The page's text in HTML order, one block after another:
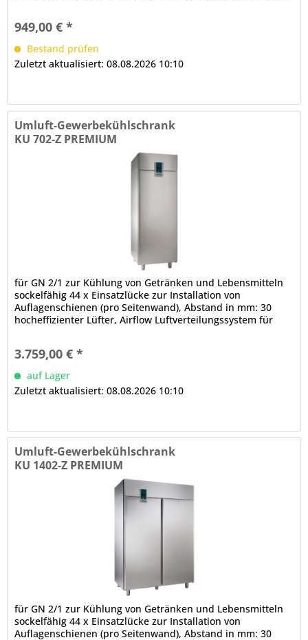
949,00 € *
Bestand prüfen
Zuletzt aktualisiert: 08.08.2026 10:10
Umluft-Gewerbekühlschrank
KU 702-Z PREMIUM
für GN 2/1 zur Kühlung von Getränken und Lebensmitteln
sockelfähig 44 x Einsatzlücke zur Installation von
Auflagenschienen (pro Seitenwand), Abstand in mm: 30
hocheffizienter Lüfter, Airflow Luftverteilungssystem für
3.759,00 € *
auf Lager
Zuletzt aktualisiert: 08.08.2026 10:10
Umluft-Gewerbekühlschrank
KU 1402-Z PREMIUM
für GN 2/1 zur Kühlung von Getränken und Lebensmitteln
sockelfähig 44 x Einsatzlücke zur Installation von
Auflagenschienen (pro Seitenwand), Abstand in mm: 30